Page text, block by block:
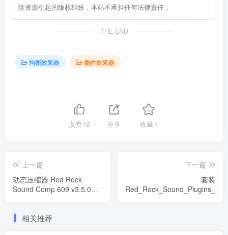
除资源引起的版权纠纷，本站不承担任何法律责任；
THE END
均衡效果器 插件效果器
点赞12 分享 收藏1
上一篇
动态压缩器 Red Rock
Sound Comp 609 v3.5.0
下一篇
套装
相关推荐